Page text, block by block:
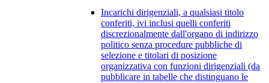
Incarichi dirigenziali, a qualsiasi titolo
conferiti, ivi inclusi quelli conferiti
discrezionalmente dall'organo di indirizzo
politico senza procedure pubbliche di
selezione e titolari di posizione
organizzativa con funzioni dirigenziali (da
pubblicare in tabelle che distinguano le